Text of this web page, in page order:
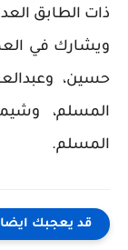
ذات الطابق
ويشارك في
حسين،
المسلم،
المسلم.
قد يعجبك ايضا